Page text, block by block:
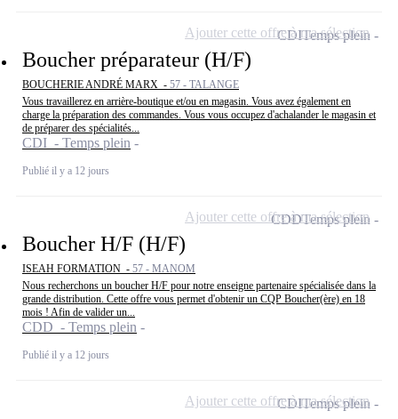
Boucher préparateur (H/F)
BOUCHERIE ANDRÉ MARX - 57 - TALANGE
Vous travaillerez en arrière-boutique et/ou en magasin. Vous avez également en
charge la préparation des commandes. Vous vous occupez d'achalander le magasin et
de préparer des spécialités...
CDI - Temps plein
Publié il y a 12 jours
CDITemps plein
Ajouter cette offre à ma sélection
Boucher H/F (H/F)
ISEAH FORMATION - 57 - MANOM
Nous recherchons un boucher H/F pour notre enseigne partenaire spécialisée dans la
grande distribution. Cette offre vous permet d'obtenir un CQP Boucher(ère) en 18
mois ! Afin de valider un...
CDD - Temps plein
Publié il y a 12 jours
CDDTemps plein
Ajouter cette offre à ma sélection
CDITemps plein
Ajouter cette offre à ma sélection